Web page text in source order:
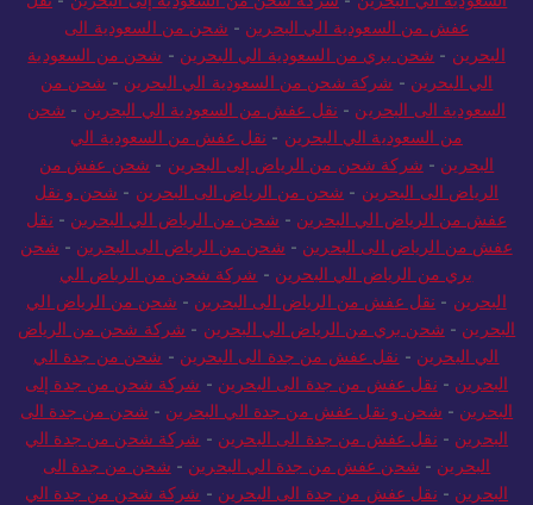
عفش من السعودية الي البحرين - شحن من السعودية الى
البحرين - شحن بري من السعودية الي البحرين - شحن من السعودية
الي البحرين - شركة شحن من السعودية الي البحرين - شحن من
السعودية الى البحرين - نقل عفش من السعودية الي البحرين - شحن
من السعودية الي البحرين - نقل عفش من السعودية الي
البحرين - شركة شحن من الرياض إلى البحرين - شحن عفش من
الرياض الى البحرين - شحن من الرياض الى البحرين - شحن و نقل
عفش من الرياض الي البحرين - شحن من الرياض الي البحرين - نقل
عفش من الرياض الى البحرين - شحن من الرياض الى البحرين - شحن
بري من الرياض الي البحرين - شركة شحن من الرياض الي
البحرين - نقل عفش من الرياض الى البحرين - شحن من الرياض الي
البحرين - شحن بري من الرياض الي البحرين - شركة شحن من الرياض
الي البحرين - نقل عفش من جدة الى البحرين - شحن من جدة الي
البحرين - نقل عفش من جدة الى البحرين - شركة شحن من جدة إلى
البحرين - شحن و نقل عفش من جدة الي البحرين - شحن من جدة الى
البحرين - نقل عفش من جدة الى البحرين - شركة شحن من جدة الي
البحرين - شحن عفش من جدة الي البحرين - شحن من جدة الى
البحرين - نقل عفش من جدة الى البحرين - شركة شحن من جدة الي